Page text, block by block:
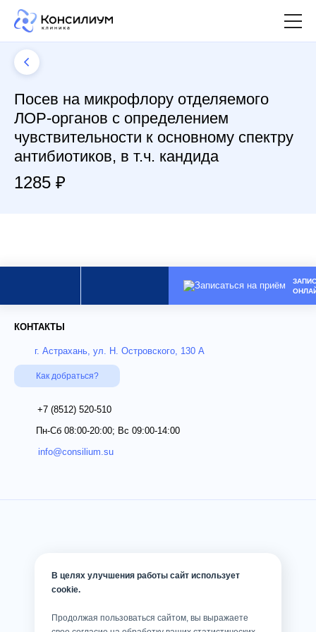
Посев на микрофлору отделяемого
ЛОР-органов с определением
чувствительности к основному спектру
антибиотиков, в т.ч. кандида
1285 ₽
КОНТАКТЫ
г. Астрахань, ул. Н. Островского, 130 А
Как добраться?
+7 (8512) 520-510
Пн-Сб 08:00-20:00; Вс 09:00-14:00
info@consilium.su
В целях улучшения работы сайт использует
cookie.
Продолжая пользоваться сайтом, вы выражаете